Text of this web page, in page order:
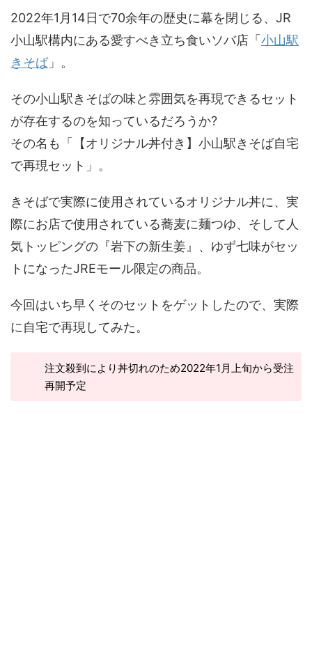
2022年1月14日で70余年の歴史に幕を閉じる、JR
小山駅構内にある愛すべき立ち食いソバ店「 小山駅
きそば」。
その小山駅きそばの味と雰囲気を再現できるセット
が存在するのを知っているだろうか?
その名も「【オリジナル丼付き】小山駅きそば自宅
で再現セット」。
きそばで実際に使用されているオリジナル丼に、実
際にお店で使用されている蕎麦に麺つゆ、そして人
気トッピングの『岩下の新生姜』、ゆず七味がセッ
トになったJREモール限定の商品。
今回はいち早くそのセットをゲットしたので、実際
に自宅で再現してみた。
注文殺到により丼切れのため2022年1月上旬から受注
再開予定